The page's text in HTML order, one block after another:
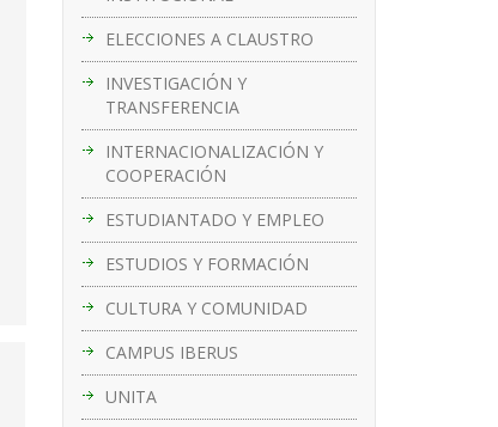
ELECCIONES A CLAUSTRO
INVESTIGACIÓN Y
TRANSFERENCIA
INTERNACIONALIZACIÓN Y
COOPERACIÓN
ESTUDIANTADO Y EMPLEO
ESTUDIOS Y FORMACIÓN
CULTURA Y COMUNIDAD
CAMPUS IBERUS
UNITA